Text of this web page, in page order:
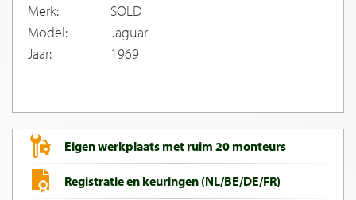
Merk:
SOLD
Model:
Jaguar
Jaar:
1969
Eigen werkplaats met ruim 20 monteurs
Registratie en keuringen (NL/BE/DE/FR)